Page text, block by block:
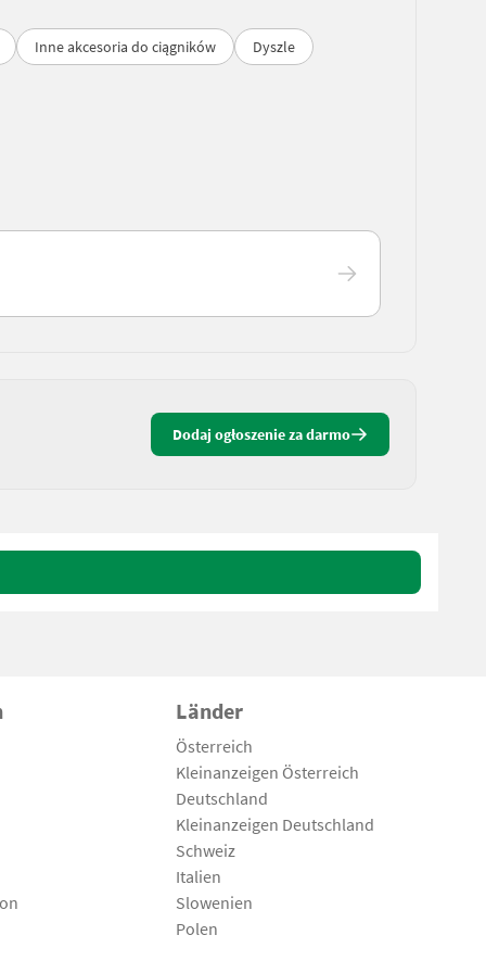
Inne akcesoria do ciągników
Dyszle
Dodaj ogłoszenie za darmo
Länder
Österreich
Kleinanzeigen Österreich
Deutschland
Kleinanzeigen Deutschland
Schweiz
Italien
Slowenien
Polen